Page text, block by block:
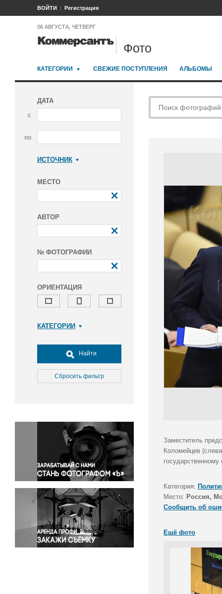
ВОЙТИ Регистрация
06 АВГУСТА, ЧЕТВЕРГ
Фото
КАТЕГОРИИ СВЕЖИЕ ПОСТУПЛЕНИЯ АЛЬБОМЫ
ДАТА
с
по
ИСТОЧНИК
МЕСТО
АВТОР
№ ФОТОГРАФИИ
ОРИЕНТАЦИЯ
КАТЕГОРИИ
Досуг, туризм и отдых
Культура
Медицина
Окружающая среда
Политика
Правосудие
Происшествия и конфликты
Религия
Светская жизнь
Спорт
Экология
Экономика и бизнес
Найти
Сбросить фильтр
Заместитель
Коломейцев
Категория:
Место: Россия,
Сообщить об
Ещё фото